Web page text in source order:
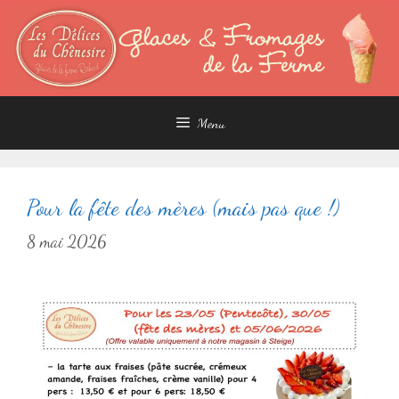
contenu
Menu
Pour la fête des mères (mais pas que !)
8 mai 2026